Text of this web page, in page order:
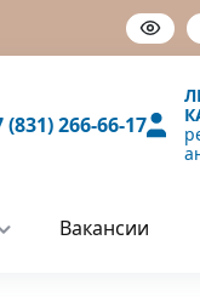
(831) 266-66-17
Вакансии